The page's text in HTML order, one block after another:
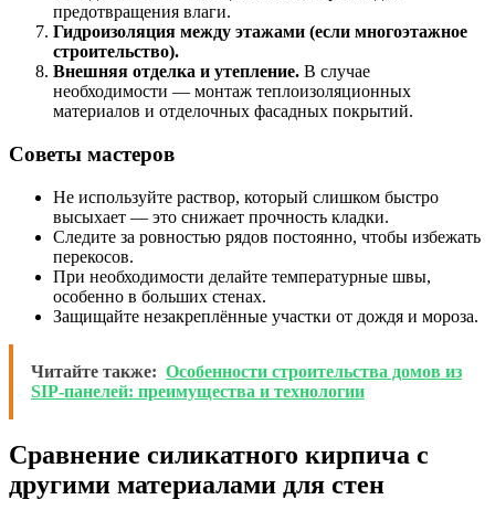
предотвращения влаги.
Гидроизоляция между этажами (если многоэтажное
строительство).
Внешняя отделка и утепление. В случае
необходимости — монтаж теплоизоляционных
материалов и отделочных фасадных покрытий.
Советы мастеров
Не используйте раствор, который слишком быстро
высыхает — это снижает прочность кладки.
Следите за ровностью рядов постоянно, чтобы избежать
перекосов.
При необходимости делайте температурные швы,
особенно в больших стенах.
Защищайте незакреплённые участки от дождя и мороза.
Читайте также: Особенности строительства домов из
SIP-панелей: преимущества и технологии
Сравнение силикатного кирпича с
другими материалами для стен